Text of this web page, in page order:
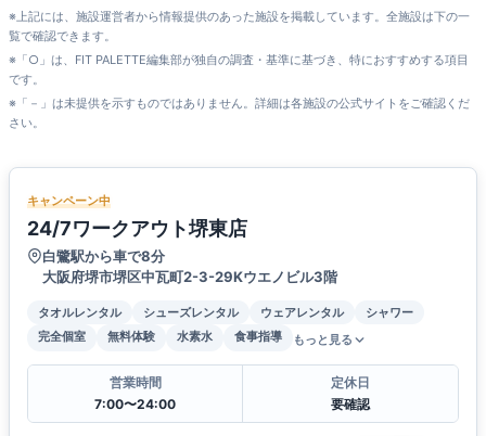
※上記には、施設運営者から情報提供のあった施設を掲載しています。全施設は下の一
覧で確認できます。
※「○」は、FIT PALETTE編集部が独自の調査・基準に基づき、特におすすめする項目
です。
※「－」は未提供を示すものではありません。詳細は各施設の公式サイトをご確認くだ
さい。
キャンペーン中
24/7ワークアウト堺東店
白鷺駅から車で8分
大阪府堺市堺区中瓦町2-3-29Kウエノビル3階
タオルレンタル シューズレンタル ウェアレンタル
シャワー
完全個室
無料体験 水素水 食事指導 もっと見る
営業時間
7:00〜24:00
定休日
要確認